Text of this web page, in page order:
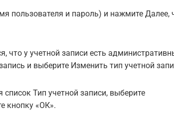
пользователя и пароль) и нажмите Далее,
что у учетной записи есть
и выберите Изменить тип учетной
Тип учетной записи, выберите
кнопку «ОК».